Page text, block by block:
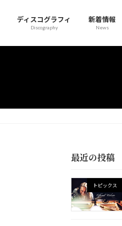
ディスコグラフィ
Discography
新着情報
News
最近の投稿
トピックス